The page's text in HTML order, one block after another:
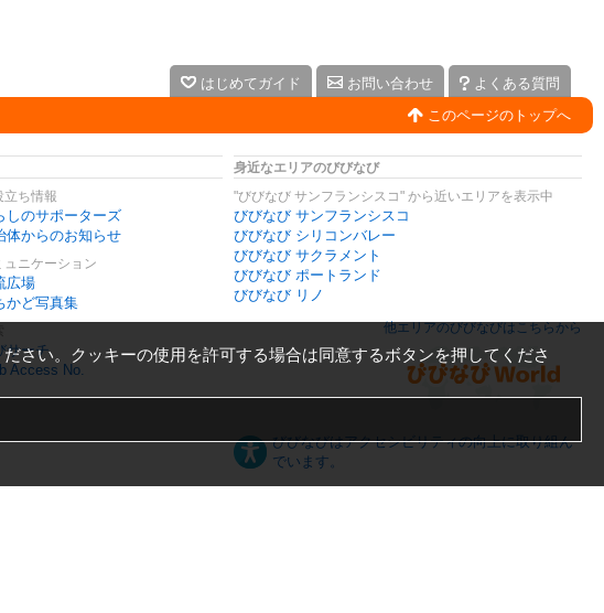
はじめてガイド お問い合わせ
よくある質問
このページのトップへ
立ち情報
しのサポーターズ
体からのお知らせ
ュニケーション
広場
かど写真集
サーチ
Access No.
身近なエリアのびびなび
"びびなび サンフランシスコ" から近いエリアを表示中
びびなび サンフランシスコ
びびなび シリコンバレー
びびなび サクラメント
びびなび ポートランド
びびなび リノ
他エリアのびびなびはこちらから
びびなびはアクセシビリティの向上に取り組ん
でいます。
ださい。クッキーの使用を許可する場合は同意するボタンを押してくださ